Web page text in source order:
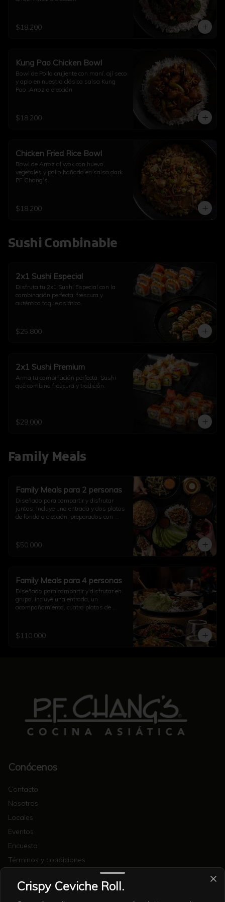
$18.200
Kung Pao Chicken Bowl
Bowl de Pollo crujiente con maní, ají seco
y apio en nuestra clásica salsa Kung
Pao. Arroz a elección
$18.200
Chicken Fried Rice Bowl
Bowl de Arroz al wok con huevo,
vegetales y pollo bañado en salsa dark
PF Chang’s.
$18.200
Sushi Combinable
2x1 Sushi Especial
Disfruta tu 2x1 Sushi Especial con la
combinación perfecta: frescura y
auténtico toque asiático.
$25.800
2x1 Sushi Premium
Arma tu combinación perfecta. Sushi
que combina frescura y tradición.
$29.000
Family Meals
Family Meals para 2 personas
Diseñado para compartir y disfrutar
juntos. Incluye una entrada y dos platos
de fondo a elección, preparados con
referencial)
$50.000
Family Meals para 4 personas
Diseñado para compartir y disfrutar en
grupo. Incluye una entrada, un
acompañamiento, cuatro platos de
asiático. Ideal para una comida
completa con familia y amigos (imagen
$110.000
Conócenos
Contacto
Nosotros
Locales
Eventos
Encuesta
Términos y condiciones
Redes sociales
Crispy Ceviche Roll.